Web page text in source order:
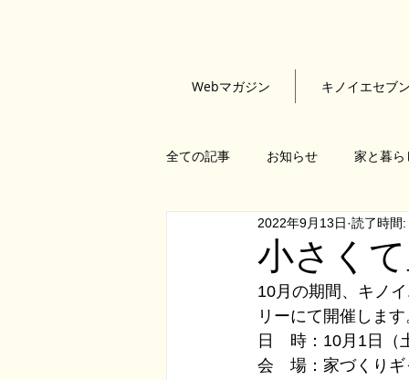
Webマガジン キノイエセブ
全ての記事 お知らせ 家と暮ら
小野育代 根來
KINOIESEVEN 建物探訪
小さく
2022年9月13日 読了時間
10月の期間、キノ
リーにて開催します
日　時：10月1日（
会　場：家づくり